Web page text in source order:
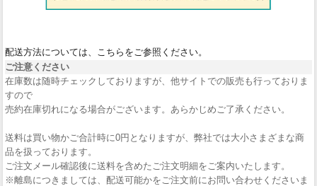
配送方法については、こちらをご参照ください。
ご注意ください
在庫数は随時チェックしておりますが、他サイトでの販売も行っておりま
すので
売約在庫切れになる場合がございます。あらかじめご了承ください。
送料は買い物かご合計時に0円となりますが、弊社では大小さまざまな商
品を扱っております。
ご注文メール確認後に送料を含めたご注文明細をご案内いたします。
※離島につきましては、配送可能かをご注文前にお問い合わせくださいま